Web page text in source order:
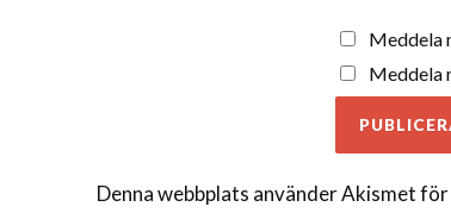
Meddela
Meddela
Denna webbplats använder Akismet